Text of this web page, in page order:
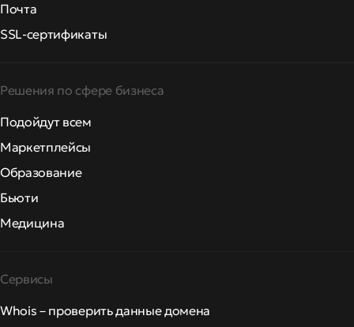
Почта
SSL-сертификаты
Решения по сфере бизнеса
Подойдут всем
Маркетплейсы
Образование
Бьюти
Медицина
Сервисы
Whois – проверить данные домена